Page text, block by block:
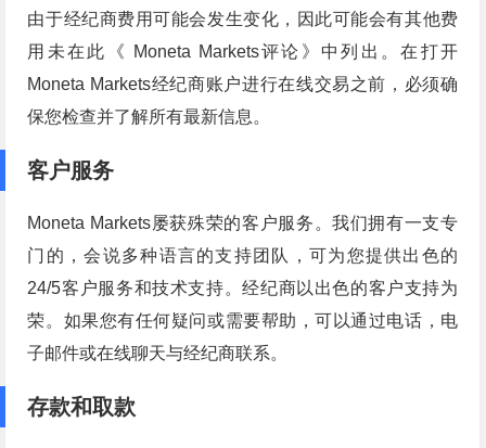
由于经纪商费用可能会发生变化，因此可能会有其他费
用未在此《 Moneta Markets评论》中列出。在打开
Moneta Markets经纪商账户进行在线交易之前，必须确
保您检查并了解所有最新信息。
客户服务
Moneta Markets屡获殊荣的客户服务。我们拥有一支专
门的，会说多种语言的支持团队，可为您提供出色的
24/5客户服务和技术支持。经纪商以出色的客户支持为
荣。如果您有任何疑问或需要帮助，可以通过电话，电
子邮件或在线聊天与经纪商联系。
存款和取款